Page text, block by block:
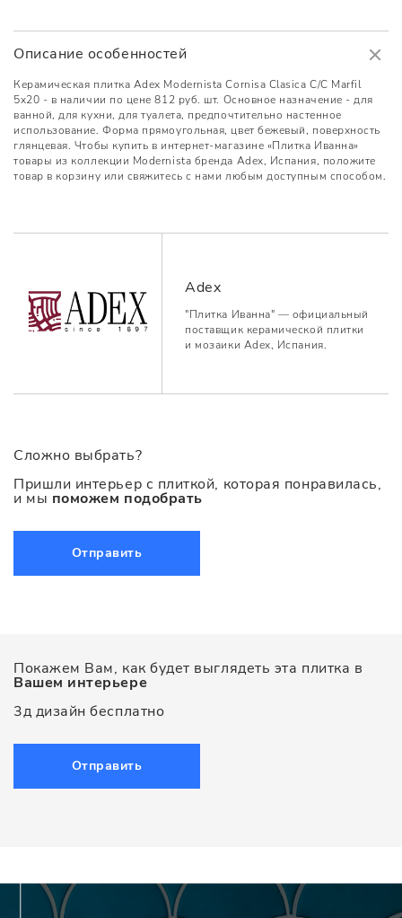
Описание особенностей
Керамическая плитка Adex Modernista Cornisa Clasica C/C Marfil
5x20 - в наличии по цене 812 руб. шт. Основное назначение - для
ванной, для кухни, для туалета, предпочтительно настенное
использование. Форма прямоугольная, цвет бежевый, поверхность
глянцевая. Чтобы купить в интернет-магазине «Плитка Иванна»
товары из коллекции Modernista бренда Adex, Испания, положите
товар в корзину или свяжитесь с нами любым доступным способом.
Adex
"Плитка Иванна" — официальный
поставщик керамической плитки
и мозаики Adex, Испания.
Сложно выбрать?
Пришли интерьер с плиткой, которая понравилась,
и мы поможем подобрать
Отправить
Покажем Вам, как будет выглядеть эта плитка в
Вашем интерьере
3д дизайн бесплатно
Отправить